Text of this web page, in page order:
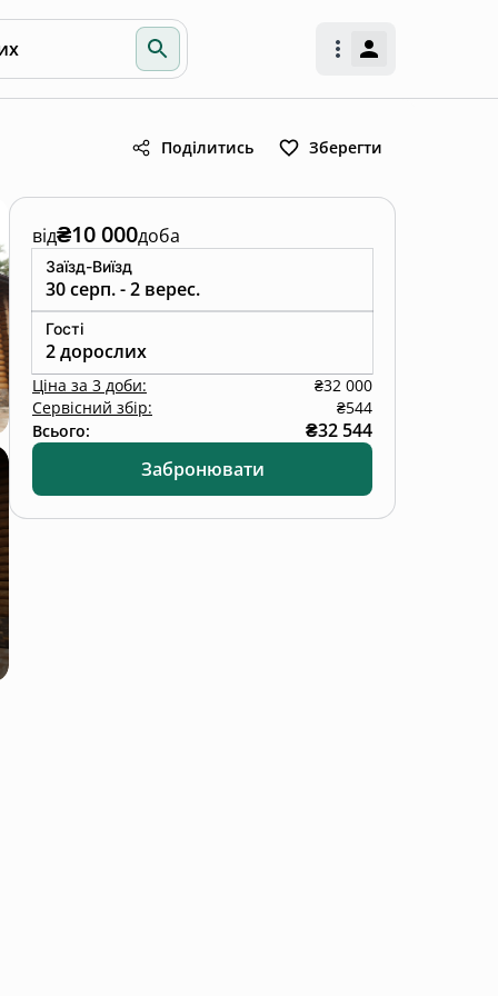
Поділитись Зберегти
від₴10 000доба
Заїзд-Виїзд
30 серп. - 2 верес.
Гості
2 дорослих
Ціна за 3 доби:
₴32 000
Сервісний збір:
₴544
Всього:
₴32 544
Забронювати